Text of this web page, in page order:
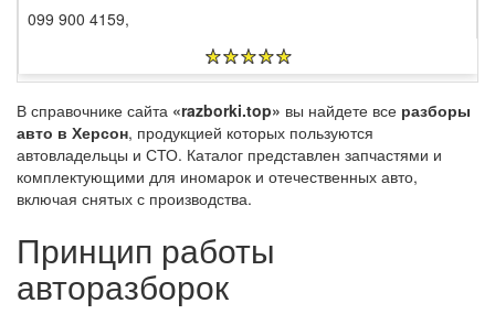
099 900 4159,
В справочнике сайта «razborki.top» вы найдете все разборы
авто в Херсон, продукцией которых пользуются
автовладельцы и СТО. Каталог представлен запчастями и
комплектующими для иномарок и отечественных авто,
включая снятых с производства.
Принцип работы
авторазборок